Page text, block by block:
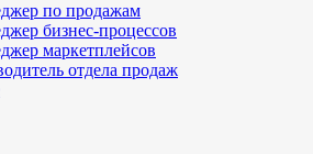
по продажам
бизнес-процессов
маркетплейсов
отдела продаж